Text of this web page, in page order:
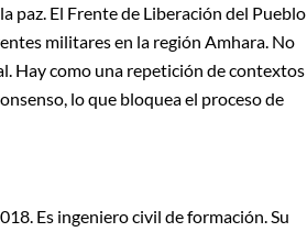
paz. El Frente de Liberación del Pueblo
militares en la región Amhara. No
Hay como una repetición de contextos
lo que bloquea el proceso de
Es ingeniero civil de formación. Su